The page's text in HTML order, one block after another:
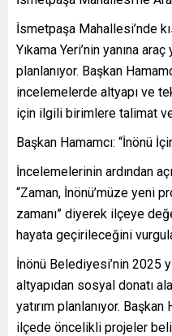
İsmetpaşa Mahallesi’nde
Yıkama Yeri’nin yanına
planlanıyor. Başkan
incelemelerde altyapı ve
için ilgili birimlere talimat
Başkan Hamamcı: “İnönü
İncelemelerinin ardından
“Zaman, İnönü’müze yeni
zamanı” diyerek ilçeye
hayata geçirileceğini
İnönü Belediyesi’nin 2025
altyapıdan sosyal donatı
yatırım planlanıyor.
ilçede öncelikli projeler